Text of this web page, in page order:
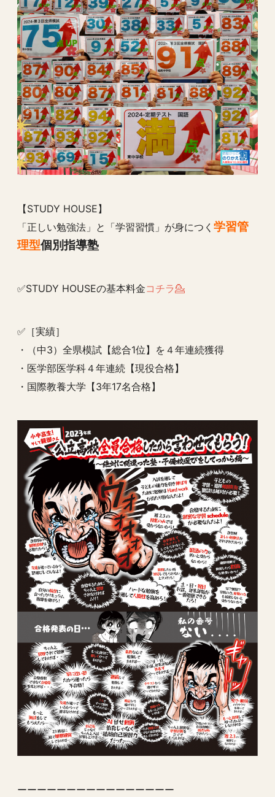
【STUDY HOUSE】
「正しい勉強法」と「学習習慣」が身につく 学習管
理型個別指導塾
✅STUDY HOUSEの基本料金コチラ💁
✅［実績］
・（中3）全県模試【総合1位】を４年連続獲得
・医学部医学科４年連続【現役合格】
・国際教養大学【3年17名合格】
ーーーーーーーーーーーーーーーー